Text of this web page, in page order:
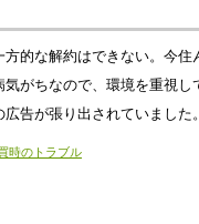
的な解約はできない。今
がちなので、環境を重視
告が張り出されていまし
時のトラブル